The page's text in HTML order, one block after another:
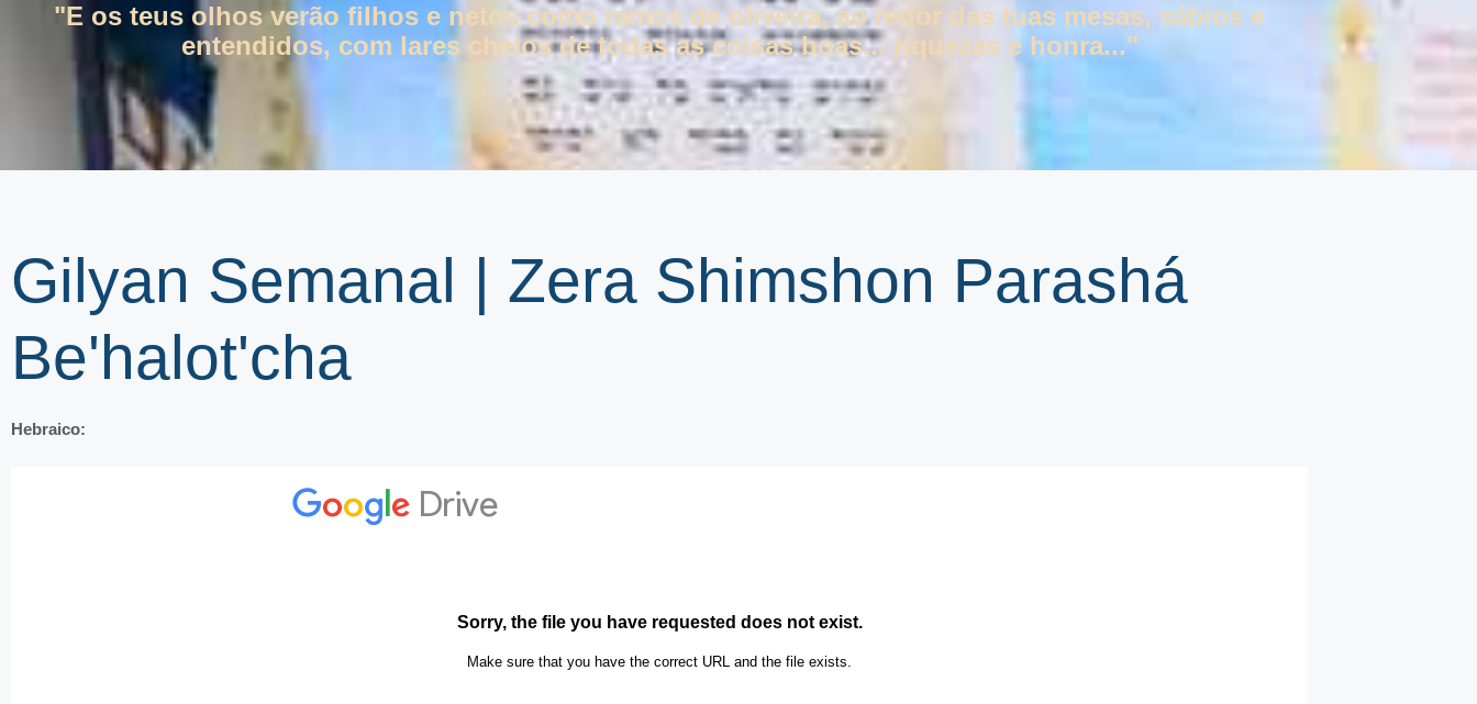
"E os teus olhos verão filhos e netos como ramos de oliveira, ao redor das tuas mesas, sábios e
entendidos, com lares cheios de todas as coisas boas... riquezas e honra..."
Gilyan Semanal | Zera Shimshon Parashá
Be'halot'cha
Hebraico: